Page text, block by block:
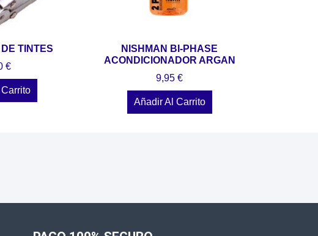
TINTES
€
NISHMAN BI-PHASE
ACONDICIONADOR ARGAN
9,95€
Añadir Al Carrito